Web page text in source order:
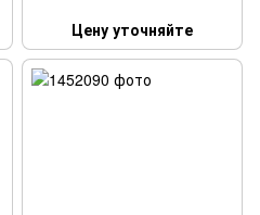
Цену уточняйте